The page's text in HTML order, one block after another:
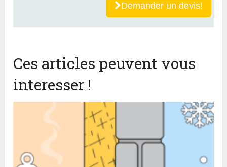
Demander un devis!
Ces articles peuvent vous
interesser !